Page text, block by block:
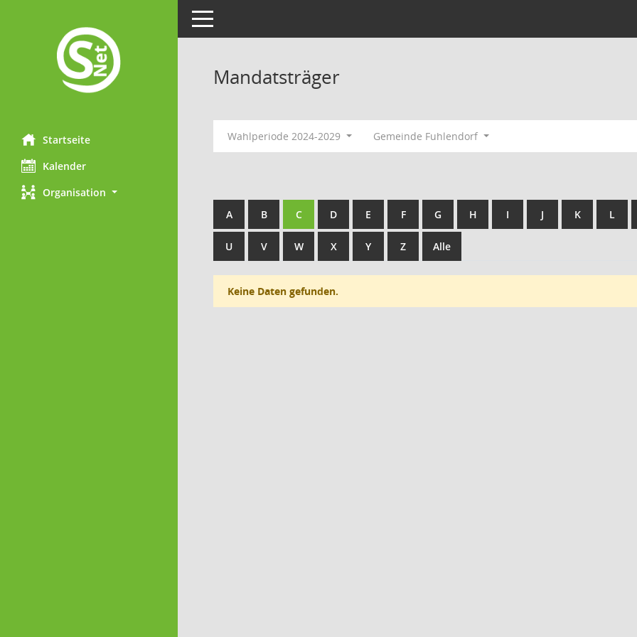
Startseite
Kalender
Organisation
Toggle navigation
Mandatsträger
Wahlperiode 2024-2029 Gemeinde Fuhlendorf
A B C D E F G H I J K L
U V W X Y Z Alle
Keine Daten gefunden.